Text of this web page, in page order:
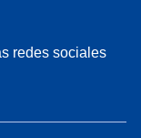
redes sociales